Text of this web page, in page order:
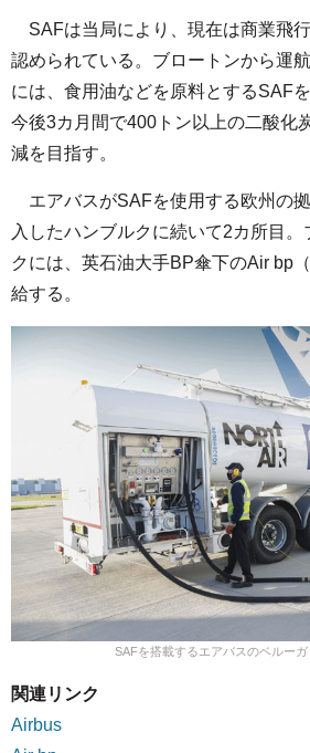
SAFは当局により、現在は商業飛
認められている。ブロートンから運
には、食用油などを原料とするSAF
今後3カ月間で400トン以上の二酸化
減を目指す。
エアバスがSAFを使用する欧州の
入したハンブルクに続いて2カ所目
クには、英石油大手BP傘下のAir bp
給する。
SAFを搭載するエアバスのベルーガ
関連リンク
Airbus